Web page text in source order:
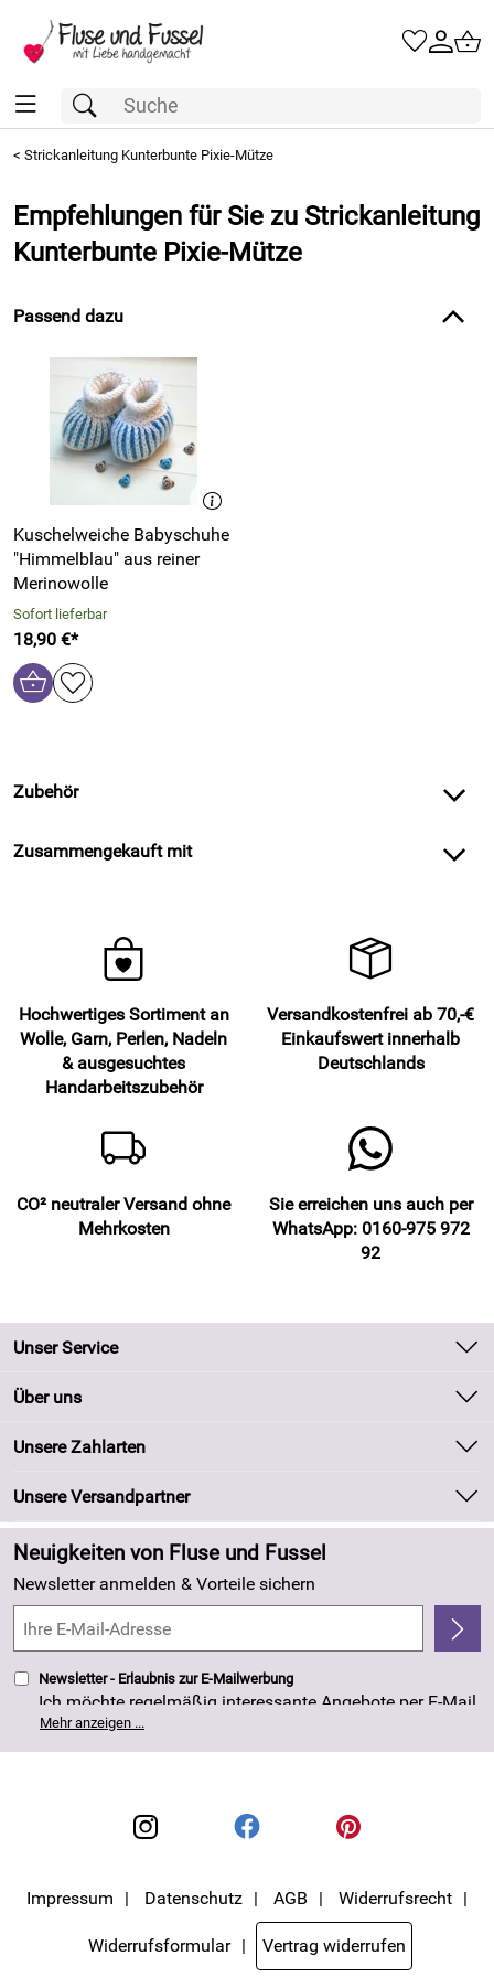
< Strickanleitung Kunterbunte Pixie-Mütze
Empfehlungen für Sie zu Strickanleitung
Kunterbunte Pixie-Mütze
Passend dazu
Kuschelweiche Babyschuhe
"Himmelblau" aus reiner
Merinowolle
Sofort lieferbar
18,90 €*
Zubehör
Zusammengekauft mit
Hochwertiges Sortiment an
Wolle, Garn, Perlen, Nadeln
& ausgesuchtes
Handarbeitszubehör
Versandkostenfrei ab 70,-€
Einkaufswert innerhalb
Deutschlands
CO² neutraler Versand ohne
Mehrkosten
Sie erreichen uns auch per
WhatsApp: 0160-975 972
92
Unser Service
Kontakt
Kundeninformationen
Newsletter
Zahlung und Versand
Kundenlogin
Über uns
Unsere Bestseller
Neu
Angebote
Made in Germany
4,8/5*****
Unsere Zahlarten
Unsere Versandpartner
Neuigkeiten von Fluse und Fussel
Newsletter anmelden & Vorteile sichern
Newsletter - Erlaubnis zur E-Mailwerbung
Ich möchte regelmäßig interessante Angebote per E-Mail
erhalten. Meine E-Mail-Adresse wird nicht an andere
Unternehmen weitergegeben. Die Einwilligung zur
Nutzung meiner E-Mail- Adresse für Werbezwecke kann
Mehr anzeigen ...
Impressum Datenschutz AGB Widerrufsrecht
Widerrufsformular Vertrag widerrufen